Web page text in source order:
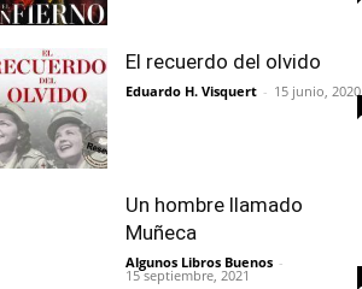
El recuerdo del olvido
Eduardo H. Visquert - 15 junio, 2020
Un hombre llamado
Muñeca
Algunos Libros Buenos -
15 septiembre, 2021